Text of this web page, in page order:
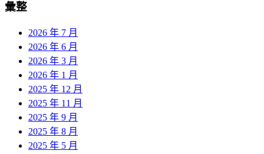
彙整
2026 年 7 月
2026 年 6 月
2026 年 3 月
2026 年 1 月
2025 年 12 月
2025 年 11 月
2025 年 9 月
2025 年 8 月
2025 年 5 月